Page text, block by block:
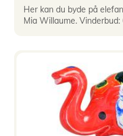
Her kan du byde på
Mia Willaume. Vinderbud: